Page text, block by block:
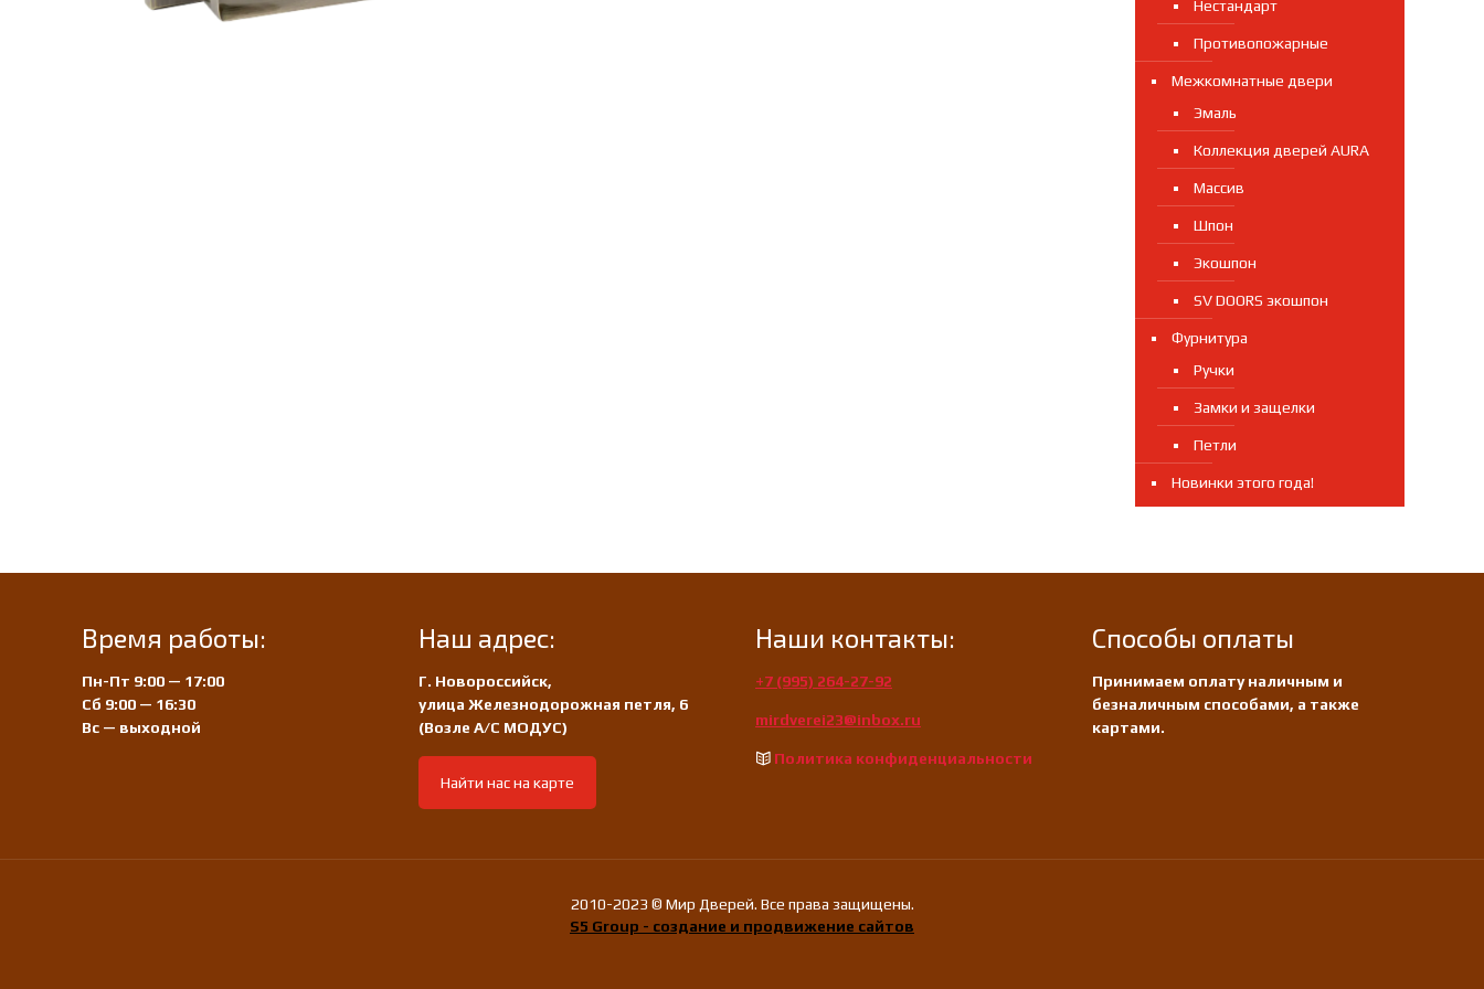
Нестандарт
Противопожарные
Межкомнатные двери
Эмаль
Коллекция дверей AURA
Массив
Шпон
Экошпон
SV DOORS экошпон
Фурнитура
Ручки
Замки и защелки
Петли
Новинки этого года!
Время работы:
Пн-Пт 9:00 — 17:00
Сб 9:00 — 16:30
Вс — выходной
Наш адрес:
Г. Новороссийск,
улица Железнодорожная петля, 6
(Возле А/С МОДУС)
Найти нас на карте
Наши контакты:
+7 (995) 264-27-92
mirdverei23@inbox.ru
Политика конфиденциальности
Способы оплаты
Принимаем оплату наличным и
безналичным способами, а также
картами.
2010-2023 © Мир Дверей. Все права защищены.
S5 Group - создание и продвижение сайтов